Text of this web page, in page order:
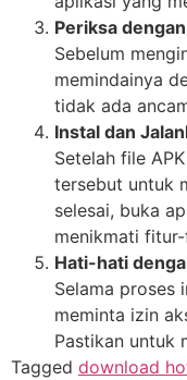
Periksa
Sebelum
memindainya
tidak ada
Instal dan
Setelah file
tersebut untuk
selesai, buka
menikmati
Hati-hati
Selama proses
meminta izin
Pastikan untuk
Tagged download